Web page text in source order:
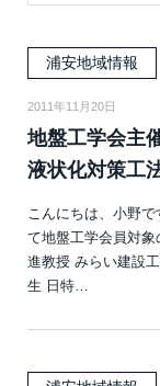
浦安地域情報
2011年11月20日
地盤工学会主
液状化対策工
こんにちは、小野
て地盤工学会員対
進教授 みらい建設
生 日特…